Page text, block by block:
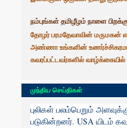
நம்புங்கள் தமிழீழம் நாளை
தோழர் பரமதேவாவின் மருமகன்
அண்ணா உங்களின்
கவரப்பட்டவர்களில்
முந்திய செய்திகள்
புலிகள் பலம்பெறும்
படுகின்றனர். USA யிடம்